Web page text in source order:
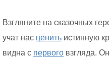
Взгляните на сказочных
учат нас ценить истинную
видна с первого взгляда.